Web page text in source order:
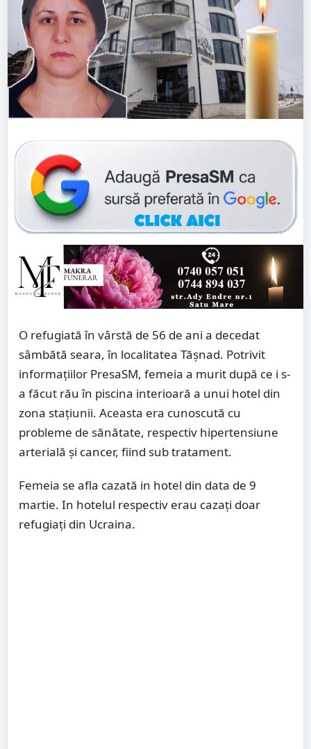
O refugiată în vârstă de 56 de ani a decedat
sâmbătă seara, în localitatea Tășnad. Potrivit
informațiilor PresaSM, femeia a murit după ce i s-
a făcut rău în piscina interioară a unui hotel din
zona stațiunii. Aceasta era cunoscută cu
probleme de sănătate, respectiv hipertensiune
arterială și cancer, fiind sub tratament.
Femeia se afla cazată in hotel din data de 9
martie. In hotelul respectiv erau cazați doar
refugiați din Ucraina.